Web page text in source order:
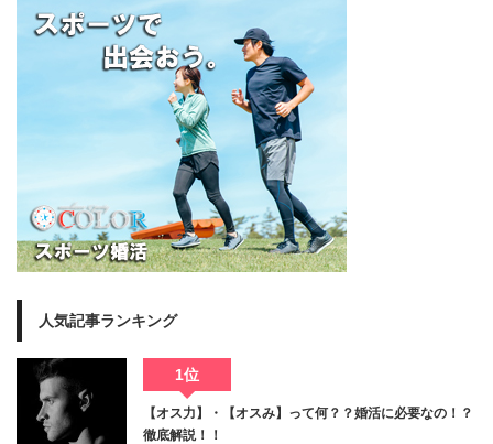
人気記事ランキング
1位
【オス力】・【オスみ】って何？？婚活に必要なの！？
徹底解説！！